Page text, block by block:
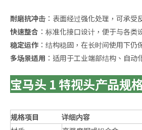
耐磨抗冲击 ：表面经过强化处理，可承受
快速整合 ：标准化接口设计，便于与各类
稳定运作 ：结构稳固，在长时间使用下仍
多场景适用 ：适用于工业端部结构、自动
宝马头 1 特视头产品规
规格项目
详细内容